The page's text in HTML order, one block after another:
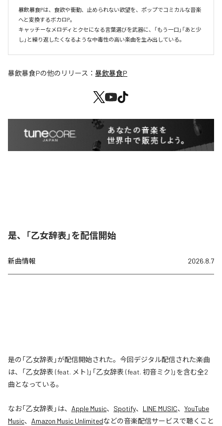
暴飲暴食Pは、食欲や衝動、止められない欲望を、ポップでコミカルな音楽
へと変換するボカロP。
キャッチーなメロディとクセになる言葉選びを武器に、「もう一口」「あと少
し」と繰り返したくなるような中毒性の高い楽曲を生み出している。
暴飲暴食Pの他のリリース： 暴飲暴食P
是、「乙女辞表」を配信開始
新曲情報 2026.8.7
是の「乙女辞表」が配信開始された。今回デジタル配信された楽曲
は、「乙女辞表 (feat. メト)」「乙女辞表 (feat. 初音ミク)」を含む全2
曲となっている。
なお「乙女辞表 」は、 Apple Music、 Spotify、 LINE MUSIC、 YouTube
Music、 Amazon Music Unlimitedなどの音楽配信サービスで聴くこと